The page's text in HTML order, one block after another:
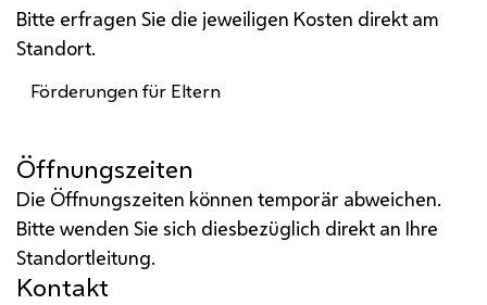
Bitte erfragen Sie die jeweiligen Kosten direkt am
Standort.
Förderungen für Eltern
Öffnungszeiten
Die Öffnungszeiten können temporär abweichen.
Bitte wenden Sie sich diesbezüglich direkt an Ihre
Standortleitung.
Kontakt